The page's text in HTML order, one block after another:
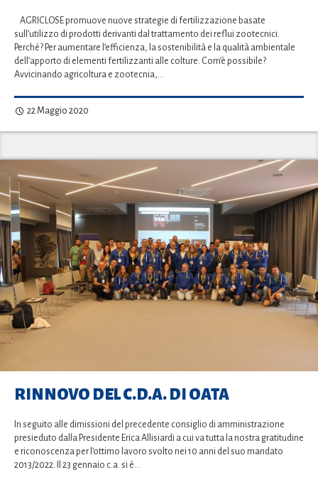
AGRICLOSE promuove nuove strategie di fertilizzazione basate
sull’utilizzo di prodotti derivanti dal trattamento dei reflui zootecnici.
Perché? Per aumentare l’efficienza, la sostenibilità e la qualità ambientale
dell’apporto di elementi fertilizzanti alle colture. Com’è possibile?
Avvicinando agricoltura e zootecnia,…
22 Maggio 2020
RINNOVO DEL C.D.A. DI OATA
In seguito alle dimissioni del precedente consiglio di amministrazione
presieduto dalla Presidente Erica Allisiardi a cui va tutta la nostra gratitudine
e riconoscenza per l’ottimo lavoro svolto nei 10 anni del suo mandato
2013/2022. Il 23 gennaio c.a. si è…